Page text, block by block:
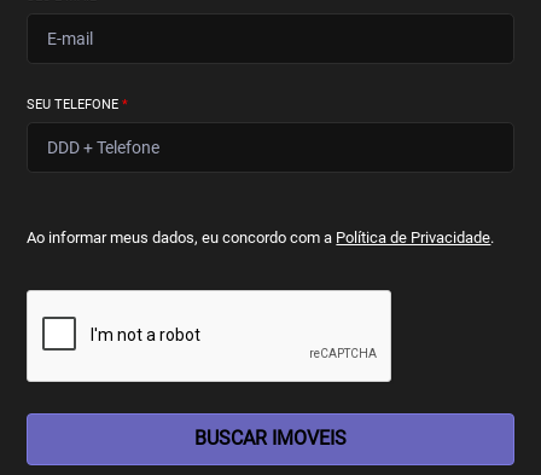
SEU TELEFONE*
Ao informar meus dados, eu concordo com a Política de Privacidade.
BUSCAR IMOVEIS